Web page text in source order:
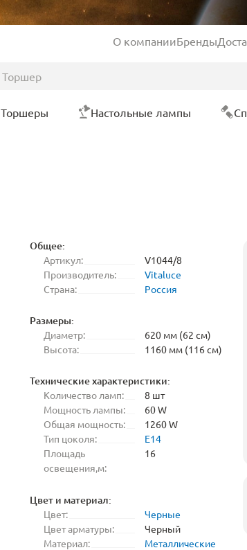
О компанииБренды
Торшеры Настольные лампы
Общее:
Артикул:
V1044/8
Производитель:
Vitaluce
Страна:
Россия
Размеры:
Диаметр:
620 мм (62 см)
Высота:
1160 мм (116 см)
Технические характеристики:
Количество ламп:
8 шт
Мощность лампы:
60 W
Общая мощность:
1260 W
Тип цоколя:
E14
Площадь
освещения,м:
16
Цвет и материал:
Цвет:
Черные
Цвет арматуры:
Черный
Материал:
Металлические